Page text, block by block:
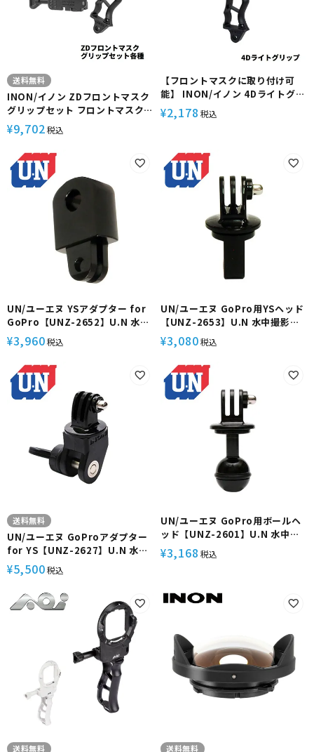
送料無料
INON/イノン ZDフロントマスク
グリップセット フロントマスク
に取り付け可能
¥9,702税込
【フロントマスクに取り付け可
能】 INON/イノン 4Dライトグリ
ップ
¥2,178 税込
UN/ユーエヌ YSアダプター for
GoPro【UNZ-2652】U.N 水中
撮影 GoPro用 YSヘッド カメラ
アクセサリー パーツ 固定 接続 変
換 映像 機材 小型 軽量 コンパク
ト ストロボ ライト ハウジング ア
ーム 自撮り棒 ポール 耐水 防錆
ダイビング シュノーケリング マ
¥3,960税込
UN/ユーエヌ GoPro用YSヘッド
【UNZ-2653】U.N 水中撮影
GoPro アダプター YSマウント
アーム YS用ベース カメラ アクセ
サリー パーツ 固定 接続 変換 映
像 機材 小型 軽量 コンパクト ラ
イト ストロボ ハウジング 耐水 防
錆 ダイビング シュノーケリング
マリンスポーツ
¥3,080税込
送料無料
UN/ユーエヌ GoProアダプター
for YS【UNZ-2627】U.N 水中
撮影 アクションカメラ 汎用 YSマ
ウント アーム ショートアーム YS
用ベース ハウジング ライト アク
セサリー パーツ 固定 接続 機材
小型 軽量 コンパクト 耐水 防錆
ダイビング シュノーケリング マ
¥5,500税込
UN/ユーエヌ GoPro用ボールヘ
ッド【UNZ-2601】U.N 水中撮
影 アダプター クランプ アーム グ
リップ ハウジング 取り付け 動画
ング シュノーケリング マリンス
¥3,168 税込
送料無料 送料無料